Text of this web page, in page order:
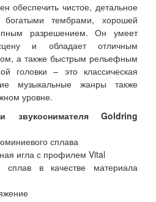
обеспечить чистое, детальное
тембрами, хорошей
разрешением. Он умеет
и обладает отличным
а также быстрым рельефным
головки – это классическая
музыкальные жанры также
уровне.
звукоснимателя Goldring
сплава
игла с профилем Vital
сплав в качестве материала